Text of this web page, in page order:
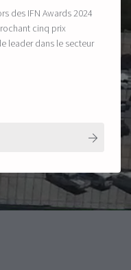
des IFN Awards 2024
cinq prix
leader dans le secteur